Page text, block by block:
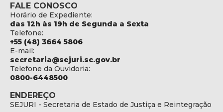
FALE CONOSCO
Horário de Expediente:
das 12h às 19h de Segunda a Sexta
Telefone:
+55 (48) 3664 5806
E-mail:
secretaria@sejuri.sc.gov.br
Telefone da Ouvidoria:
0800-6448500
ENDEREÇO
SEJURI - Secretaria de Estado de Justiça e Reintegração